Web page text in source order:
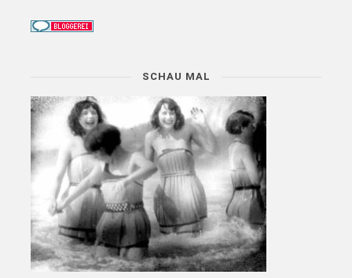
SCHAU MAL